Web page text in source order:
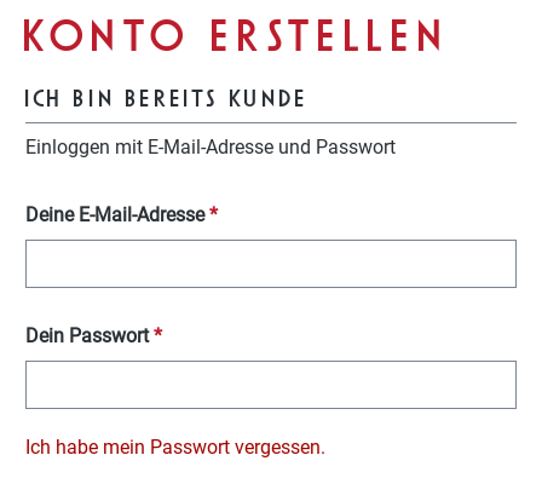
KONTO ERSTELLEN
ICH BIN BEREITS KUNDE
Einloggen mit E-Mail-Adresse und Passwort
Deine E-Mail-Adresse*
Dein Passwort*
Ich habe mein Passwort vergessen.